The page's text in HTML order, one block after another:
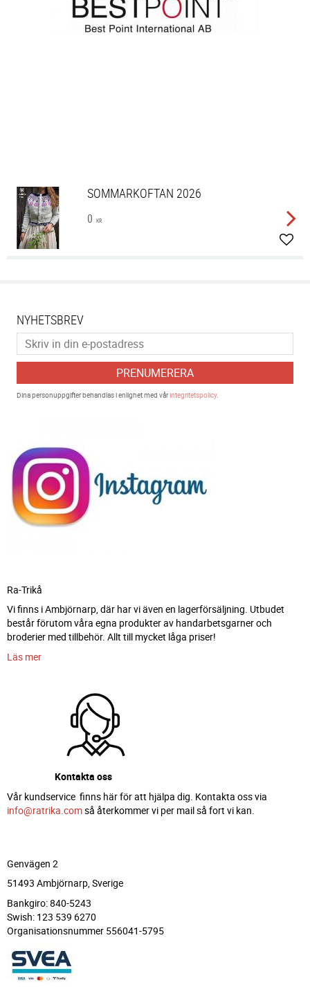
SOMMARKOFTAN 2026
0 KR
NYHETSBREV
PRENUMERERA
Dina personuppgifter behandlas i enlighet med vårintegritetspolicy.
Ra-Trikå
Vi finns i Ambjörnarp, där har vi även en lagerförsäljning. Utbudet
består förutom våra egna produkter av handarbetsgarner och
broderier med tillbehör. Allt till mycket låga priser!
Läs mer
Kontakta oss
Vår kundservice finns här för att hjälpa dig. Kontakta oss via
info@ratrika.comså återkommer vi per mail så fort vi kan.
Genvägen 2
51493 Ambjörnarp, Sverige
Bankgiro: 840-5243
Swish: 123 539 6270
Organisationsnummer 556041-5795